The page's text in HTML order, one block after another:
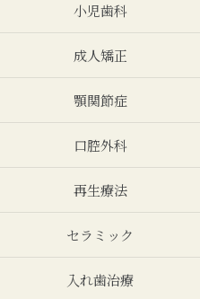
小児歯科
成人矯正
顎関節症
口腔外科
再生療法
セラミック
入れ歯治療